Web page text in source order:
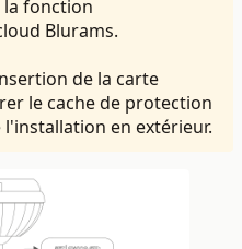
la fonction
Blurams.
de la carte
le cache de protection
en extérieur.